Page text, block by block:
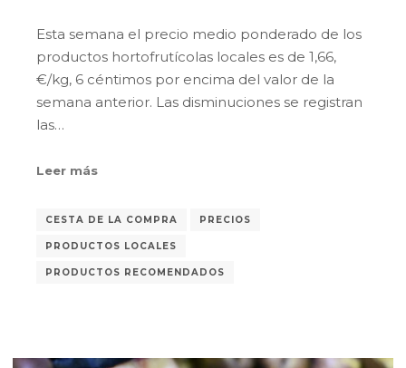
Esta semana el precio medio ponderado de los
productos hortofrutícolas locales es de 1,66,
€/kg, 6 céntimos por encima del valor de la
semana anterior. Las disminuciones se registran
las…
Leer más
CESTA DE LA COMPRA PRECIOS
PRODUCTOS LOCALES
PRODUCTOS RECOMENDADOS